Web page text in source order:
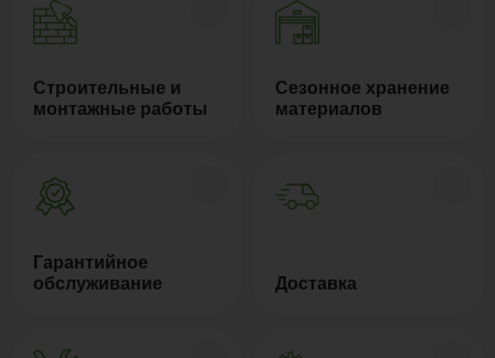
Строительные и
монтажные работы
Сезонное хранение
материалов
Гарантийное
обслуживание
Доставка